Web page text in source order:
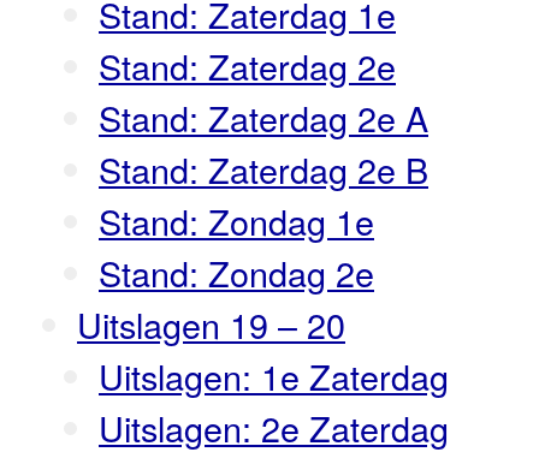
Stand: Zaterdag 1e
Stand: Zaterdag 2e
Stand: Zaterdag 2e A
Stand: Zaterdag 2e B
Stand: Zondag 1e
Stand: Zondag 2e
Uitslagen 19 – 20
Uitslagen: 1e Zaterdag
Uitslagen: 2e Zaterdag